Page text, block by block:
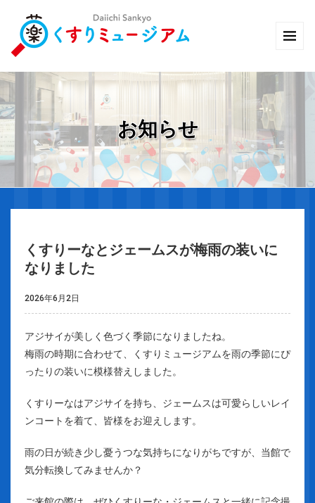
お知らせ
くすりーなとジェームスが梅雨の装いに
なりました
2026年6月2日
アジサイが美しく色づく季節になりましたね。
梅雨の時期に合わせて、くすりミュージアムを雨の季節にぴ
ったりの装いに模様替えしました。
くすりーなはアジサイを持ち、ジェームスは可愛らしいレイ
ンコートを着て、皆様をお迎えします。
雨の日が続き少し憂うつな気持ちになりがちですが、当館で
気分転換してみませんか？